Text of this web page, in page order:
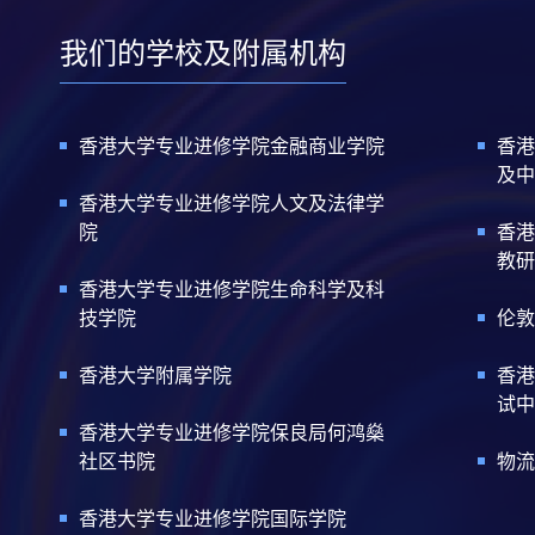
我们的学校及附属机构
香港大学专业进修学院金融商业学院
香港大学专业进修学院人文及法律学
院
香港大学专业进修学院生命科学及科
技学院
香港大学附属学院
香港大学专业进修学院保良局何鸿燊
社区书院
香港大学专业进修学院国际学院
香
及
香
教
伦
香
试
物